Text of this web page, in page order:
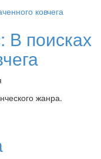
поисках
жанра.